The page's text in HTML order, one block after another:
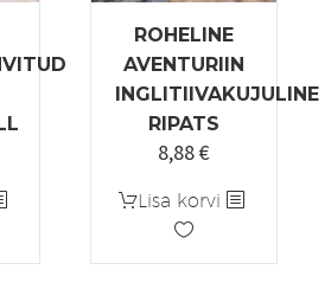
ROHELINE
AVENTURIIN
INGLITIIVAKUJULINE
RIPATS
8,88€
Lisa korvi